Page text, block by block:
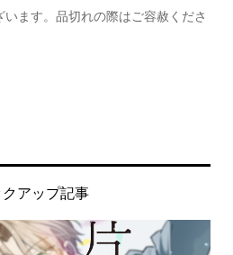
ます。品切れの際はご容赦くださ
クアップ記事